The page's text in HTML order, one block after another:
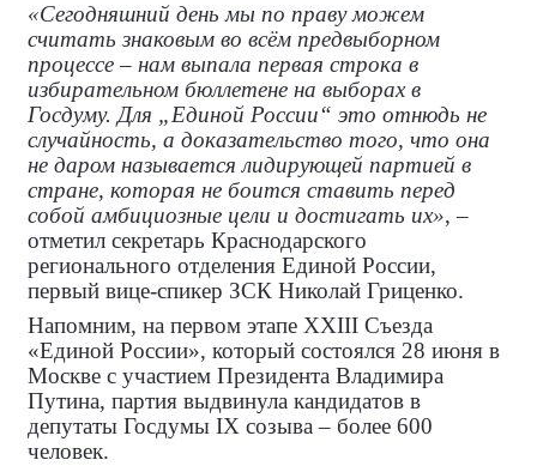
«Сегодняшний день мы по праву можем
считать знаковым во всём предвыборном
процессе – нам выпала первая строка в
избирательном бюллетене на выборах в
Госдуму. Для „Единой России“ это отнюдь не
случайность, а доказательство того, что она
не даром называется лидирующей партией в
стране, которая не боится ставить перед
собой амбициозные цели и достигать их», –
отметил секретарь Краснодарского
регионального отделения Единой России,
первый вице-спикер ЗСК Николай Гриценко.
Напомним, на первом этапе XXIII Съезда
«Единой России», который состоялся 28 июня в
Москве с участием Президента Владимира
Путина, партия выдвинула кандидатов в
депутаты Госдумы IX созыва – более 600
человек.